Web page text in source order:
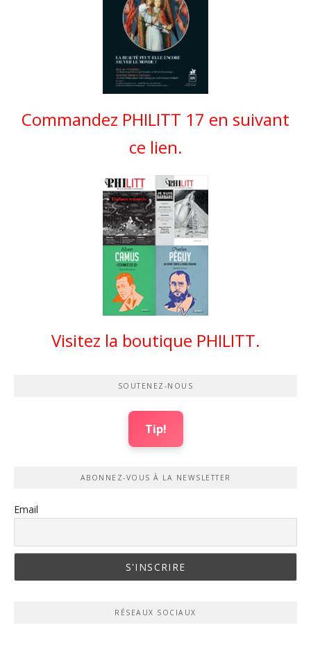
Commandez PHILITT 17 en suivant
ce lien.
Visitez la boutique PHILITT.
SOUTENEZ-NOUS
Tip!
ABONNEZ-VOUS À LA NEWSLETTER
Email
RÉSEAUX SOCIAUX